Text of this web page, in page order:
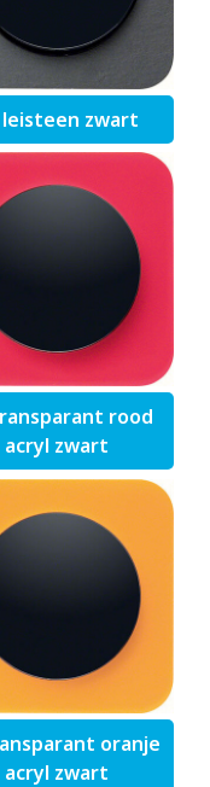
leisteen zwart
rood
acryl zwart
oranje
acryl zwart